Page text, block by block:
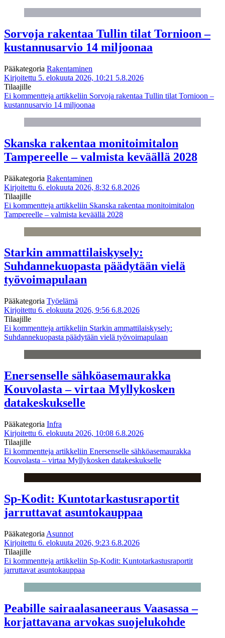
Sorvoja rakentaa Tullin tilat Tornioon –
kustannusarvio 14 miljoonaa
Pääkategoria Rakentaminen
Kirjoitettu 5. elokuuta 2026, 10:21 5.8.2026
Tilaajille
Ei kommentteja artikkeliin Sorvoja rakentaa Tullin tilat Tornioon –
kustannusarvio 14 miljoonaa
Skanska rakentaa monitoimitalon
Tampereelle – valmista keväällä 2028
Pääkategoria Rakentaminen
Kirjoitettu 6. elokuuta 2026, 8:32 6.8.2026
Tilaajille
Ei kommentteja artikkeliin Skanska rakentaa monitoimitalon
Tampereelle – valmista keväällä 2028
Starkin ammattilaiskysely:
Suhdannekuopasta päädytään vielä
työvoimapulaan
Pääkategoria Työelämä
Kirjoitettu 6. elokuuta 2026, 9:56 6.8.2026
Tilaajille
Ei kommentteja artikkeliin Starkin ammattilaiskysely:
Suhdannekuopasta päädytään vielä työvoimapulaan
Enersenselle sähköasemaurakka
Kouvolasta – virtaa Myllykosken
datakeskukselle
Pääkategoria Infra
Kirjoitettu 6. elokuuta 2026, 10:08 6.8.2026
Tilaajille
Ei kommentteja artikkeliin Enersenselle sähköasemaurakka
Kouvolasta – virtaa Myllykosken datakeskukselle
Sp-Kodit: Kuntotarkastusraportit
jarruttavat asuntokauppaa
Pääkategoria Asunnot
Kirjoitettu 6. elokuuta 2026, 9:23 6.8.2026
Tilaajille
Ei kommentteja artikkeliin Sp-Kodit: Kuntotarkastusraportit
jarruttavat asuntokauppaa
Peabille sairaalasaneeraus Vaasassa –
korjattavana arvokas suojelukohde